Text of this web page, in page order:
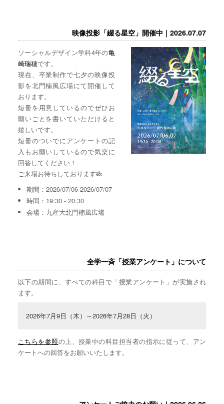
映像投影「綴る星空」開催中｜2026.07.07
ソーシャルデザイン学科4年の亀
崎瑞穂です。
現在、卒業制作で七夕の映像投
影を北門楠風広場にて開催して
おります。
短冊を用意しているのでぜひお
願いごとを書いていただけると
嬉しいです。
短冊のついでにアンケートの記
入もお願いしているので気楽に
回答してください！
ご来場お待ちしております🎋
期間：2026/07/06-2026/07/07
時間：19:30 - 20:30
会場：九産大北門楠風広場
全学一斉「授業アンケート」について
以下の期間に、すべての科目で「授業アンケート」が実施され
ます。
2026年7月9日（木）～2026年7月28日（火）
こちらを参照の上、授業中の科目担当者の指示に従って、アン
ケートへの回答をお願いいたします。